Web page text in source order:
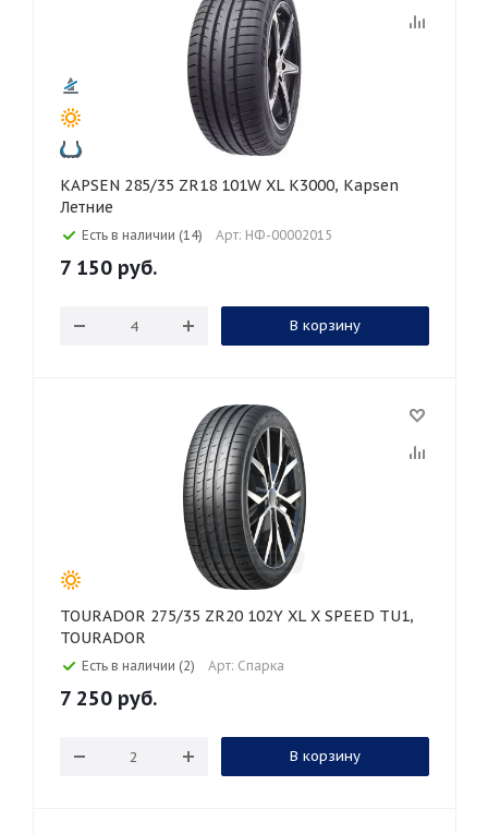
KAPSEN 285/35 ZR18 101W XL K3000, Kapsen
Летние
Есть в наличии (14) Арт: НФ-00002015
7 150 руб.
В корзину
TOURADOR 275/35 ZR20 102Y XL X SPEED TU1,
TOURADOR
Есть в наличии (2) Арт: Спарка
7 250 руб.
В корзину